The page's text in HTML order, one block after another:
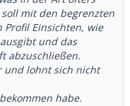
mit den begrenzten
Profil Einsichten, wie
und das
abzuschließen.
und lohnt sich nicht
habe.